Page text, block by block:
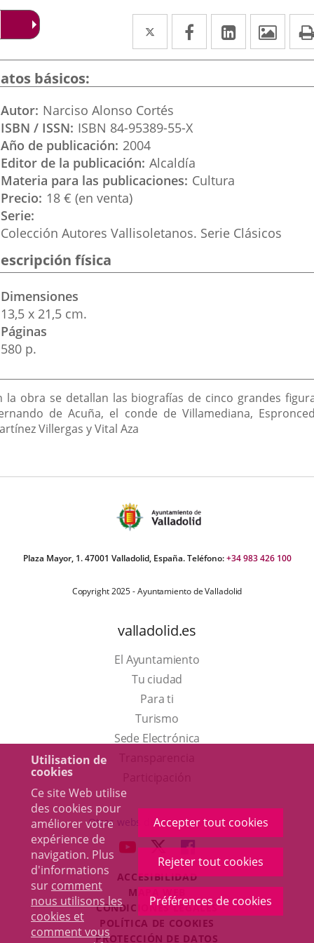
Utilisation de
cookies
Ce site Web utilise
des cookies pour
améliorer votre
expérience de
navigation. Plus
d'informations
sur comment
nous utilisons les
cookies et
comment vous
Accepter tout cookies
Rejeter tout cookies
Préférences de cookies
Twitter
Enlace
a
externa.
Facebook
Enlace
a
LinkedIn
Enlace
a
básicos
Autor Narciso Alonso Cortés
ISBN / ISSN ISBN 84-95389-55-X
Año de publicación 2004
Editor de la publicación Alcaldía
Materia para las publicaciones Cultura
Precio 18 € (en venta)
Serie
Colección Autores Vallisoletanos. Serie Clásicos
física
Dimensiones
13,5 x 21,5 cm.
Páginas
580 p.
la obra se detallan las biografías de cinco grandes
de Acuña, el conde de Villamediana,
Villergas y Vital Aza
Plaza Mayor, 1. 47001 Valladolid, España. Teléfono:+34 983 426 100
Copyright 2025 - Ayuntamiento de Valladolid
valladolid.es
El Ayuntamiento
Tu ciudad
Para ti
TurismoEste
enlace
una
ventana
nueva.
Sede Electrónica
externa.
Otras webs del ayuntamiento
ENLACE
UNA
APLICACIÓN
EXTERNA.
ENLACE
A
UNA
APLICACIÓN
EXTERNA.
ENLACE
A
UNA
APLICACIÓN
EXTERNA.
ACCESIBILIDAD
MAPA WEB
CONDICIONES LEGALES
POLÍTICA DE COOKIES
PROTECCIÓN DE DATOS